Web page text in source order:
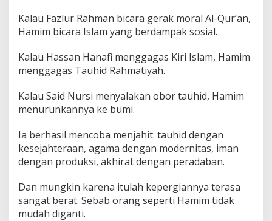
Kalau Fazlur Rahman bicara gerak moral Al-Qur’an,
Hamim bicara Islam yang berdampak sosial.
Kalau Hassan Hanafi menggagas Kiri Islam, Hamim
menggagas Tauhid Rahmatiyah.
Kalau Said Nursi menyalakan obor tauhid, Hamim
menurunkannya ke bumi.
Ia berhasil mencoba menjahit: tauhid dengan
kesejahteraan, agama dengan modernitas, iman
dengan produksi, akhirat dengan peradaban.
Dan mungkin karena itulah kepergiannya terasa
sangat berat. Sebab orang seperti Hamim tidak
mudah diganti.